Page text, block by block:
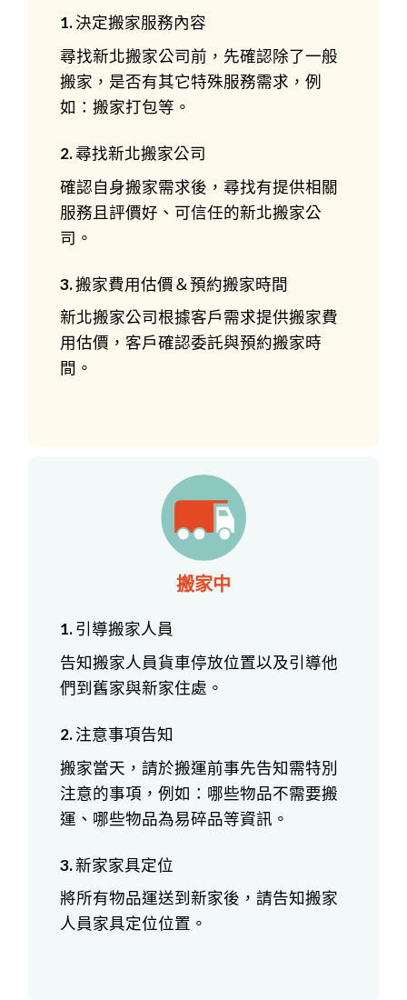
1. 決定搬家服務內容
尋找新北搬家公司前，先確認除了一般
搬家，是否有其它特殊服務需求，例
如：搬家打包等。
2. 尋找新北搬家公司
確認自身搬家需求後，尋找有提供相關
服務且評價好、可信任的新北搬家公
司。
3. 搬家費用估價＆預約搬家時間
新北搬家公司根據客戶需求提供搬家費
用估價，客戶確認委託與預約搬家時
間。
搬家中
1. 引導搬家人員
告知搬家人員貨車停放位置以及引導他
們到舊家與新家住處。
2. 注意事項告知
搬家當天，請於搬運前事先告知需特別
注意的事項，例如：哪些物品不需要搬
運、哪些物品為易碎品等資訊。
3. 新家家具定位
將所有物品運送到新家後，請告知搬家
人員家具定位位置。